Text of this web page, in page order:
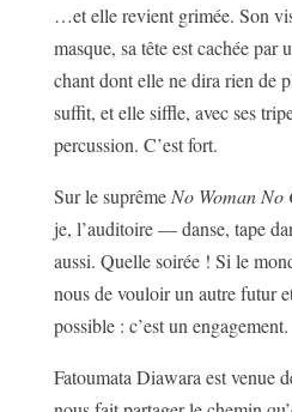
…et elle revient grimée. Son
masque, sa tête est cachée par
chant dont elle ne dira rien de
suffit, et elle siffle, avec ses
percussion. C’est fort.
Sur le suprême No Woman No
je, l’auditoire — danse, tape
aussi. Quelle soirée ! Si le
nous de vouloir un autre futur
possible : c’est un engagement.
Fatoumata Diawara est venue